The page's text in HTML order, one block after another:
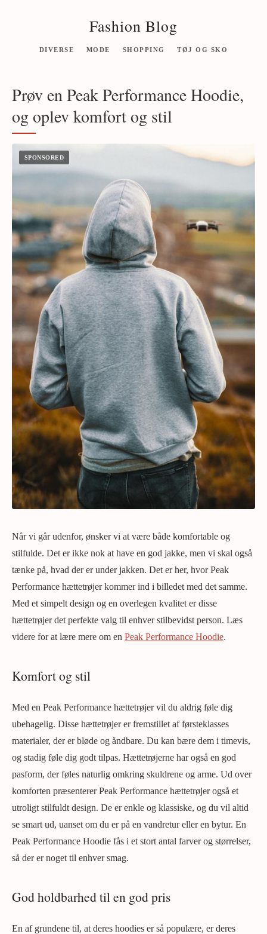
Fashion Blog
DIVERSE MODE SHOPPING TØJ OG SKO
Prøv en Peak Performance Hoodie,
og oplev komfort og stil
Når vi går udenfor, ønsker vi at være både komfortable og
stilfulde. Det er ikke nok at have en god jakke, men vi skal også
tænke på, hvad der er under jakken. Det er her, hvor Peak
Performance hættetrøjer kommer ind i billedet med det samme.
Med et simpelt design og en overlegen kvalitet er disse
hættetrøjer det perfekte valg til enhver stilbevidst person. Læs
videre for at lære mere om en Peak Performance Hoodie.
Komfort og stil
Med en Peak Performance hættetrøjer vil du aldrig føle dig
ubehagelig. Disse hættetrøjer er fremstillet af førsteklasses
materialer, der er bløde og åndbare. Du kan bære dem i timevis,
og stadig føle dig godt tilpas. Hættetrøjerne har også en god
pasform, der føles naturlig omkring skuldrene og arme. Ud over
komforten præsenterer Peak Performance hættetrøjer også et
utroligt stilfuldt design. De er enkle og klassiske, og du vil altid
se smart ud, uanset om du er på en vandretur eller en bytur. En
Peak Performance Hoodie fås i et stort antal farver og størrelser,
så der er noget til enhver smag.
God holdbarhed til en god pris
En af grundene til, at deres hoodies er så populære, er deres